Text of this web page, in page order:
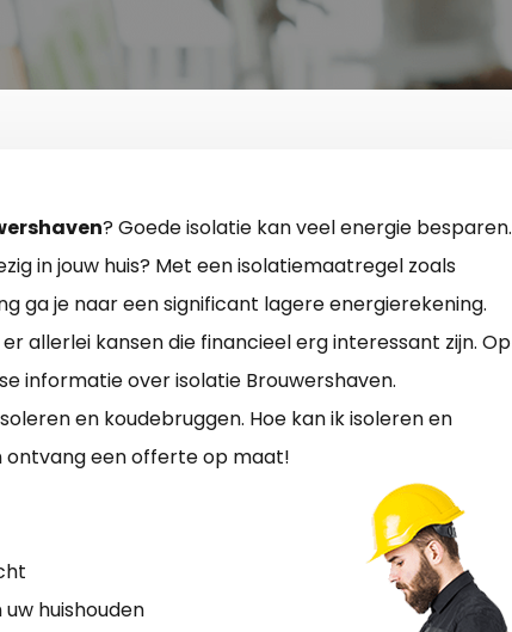
? Goede isolatie kan veel energie besparen.
in jouw huis? Met een isolatiemaatregel zoals
ga je naar een significant lagere energierekening.
allerlei kansen die financieel erg interessant zijn. Op
informatie over isolatie Brouwershaven.
en koudebruggen. Hoe kan ik isoleren en
ontvang een offerte op maat!
huishouden